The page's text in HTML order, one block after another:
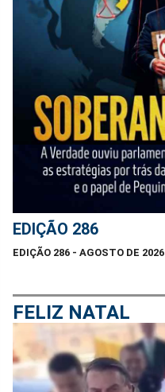
EDIÇÃO 286
EDIÇÃO 286 - AGOSTO DE 2026
FELIZ NATAL